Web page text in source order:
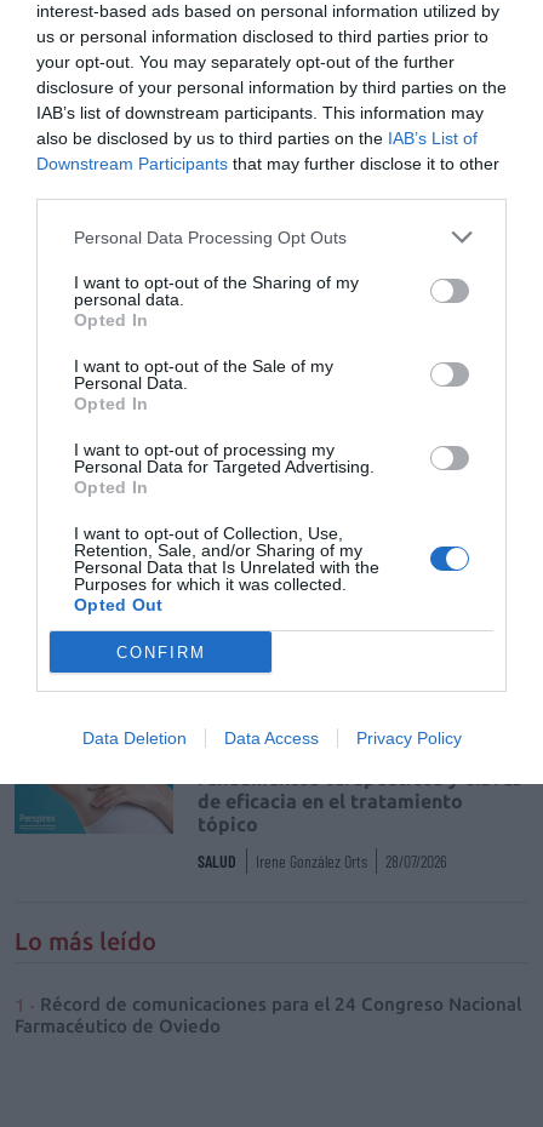
interest-based ads based on personal information utilized by
us or personal information disclosed to third parties prior to
your opt-out. You may separately opt-out of the further
disclosure of your personal information by third parties on the
IAB’s list of downstream participants. This information may
also be disclosed by us to third parties on the IAB’s List of
Downstream Participants that may further disclose it to other
Personal Data Processing Opt Outs
I want to opt-out of the Sharing of my
personal data.
Opted In
I want to opt-out of the Sale of my
Personal Data.
Opted In
I want to opt-out of processing my
Personal Data for Targeted Advertising.
Opted In
I want to opt-out of Collection, Use,
Retention, Sale, and/or Sharing of my
Personal Data that Is Unrelated with the
Purposes for which it was collected.
Opted Out
CONFIRM
Data Deletion Data Access Privacy Policy
Destacados
La venta online de medicamentos
de uso humano: seguridad y
trazabilidad
DIGITAL Isabel Marín Moral 28/07/2026
Récord de comunicaciones para el
NOTICIAS Y NOVEDADES 31/07/2026
La farmacia, un apoyo esencial en
el cuidado infantil
Nueva edición de Kardia Select
para decidir con criterio
NOTICIAS Y NOVEDADES
Control de la hiperhidrosis:
de eficacia en el tratamiento
tópico
SALUD Irene González Orts 28/07/2026
Lo más leído
Récord de comunicaciones para el 24 Congreso Nacional
Farmacéutico de Oviedo